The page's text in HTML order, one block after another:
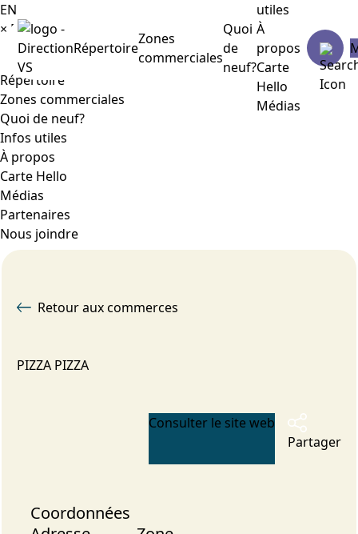
Répertoire
Zones
commerciales
Quoi
de
neuf?
utiles
À
propos
Carte
Hello
Médias
EN
× Menu
Répertoire
Zones commerciales
Quoi de neuf?
Infos utiles
À propos
Carte Hello
Médias
Partenaires
Nous joindre
Retour aux commerces
PIZZA PIZZA
Consulter le site web
Partager
Coordonnées